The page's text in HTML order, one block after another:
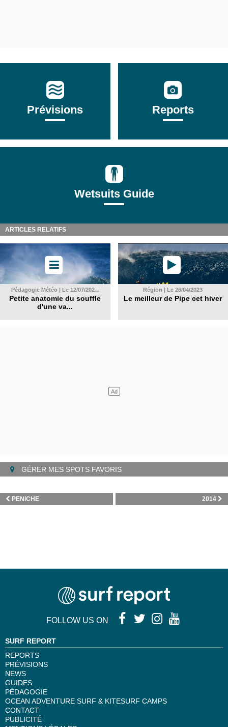
Prévisions Reports
Wetsuits Guide
ARTICLES RELATIFS
Pédagogie Météo | Le 12/07/202...
Petite anatomie du souffle
d'une va...
Région | Le 26/04/2023
Le meilleur de Pipe cet hiver
GÉRER MES SPOTS FAVORIS
2014
PENICHE
FOLLOW US ON
SURF REPORT
REPORTS
PRÉVISIONS
NEWS
GUIDES
PÉDAGOGIE
OCEAN ADVENTURE SURF & KITESURF CAMPS
CONTACT
PUBLICITÉ